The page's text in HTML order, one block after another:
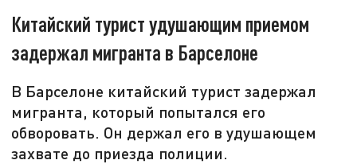
Китайский турист удушающим приемом
задержал мигранта в Барселоне
В Барселоне китайский турист задержал
мигранта, который попытался его
обворовать. Он держал его в удушающем
захвате до приезда полиции.